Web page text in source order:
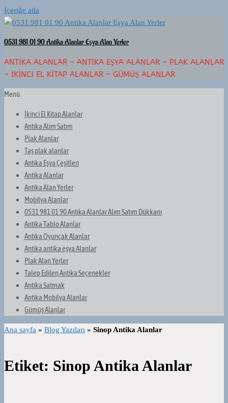
İçeriğe atla
0531 981 01 90 Antika Alanlar Eşya Alan Yerler
ANTIKA ALANLAR – ANTIKA EŞYA ALANLAR – PLAK ALANLAR
– İKINCI EL KITAP ALANLAR – GÜMÜŞ ALANLAR
Menü
İkinci El Kitap Alanlar
Antika Alım Satım
Plak Alanlar
Taş plak alanlar
Antika Eşya Çeşitleri
Antika Alanlar
Antika Alan Yerler
Mobilya Alanlar
0531 981 01 90 Antika Alanlar Alım Satım Dükkanı
Antika Tablo Alanlar
Antika Oyuncak Alanlar
Antika antika eşya Alanlar
Plak Alan Yerler
Talep Edilen Antika Seçenekler
Antika Satmak
Antika Mobilya Alanlar
Gümüş Alanlar
Ana sayfa » Blog Yazıları » Sinop Antika Alanlar
Etiket: Sinop Antika Alanlar